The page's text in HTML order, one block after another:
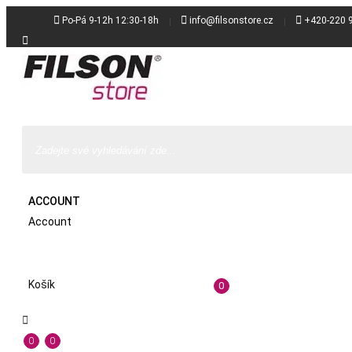
 Po-Pá 9-12h 12:30-18h  info@filsonstore.cz  +420-220

ACCOUNT
Account
Košík 0

0 0